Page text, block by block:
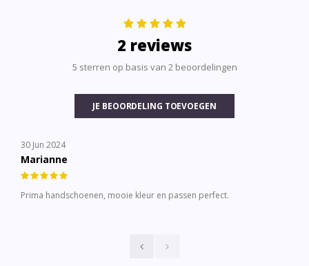
2 reviews
5 sterren op basis van 2 beoordelingen
JE BEOORDELING TOEVOEGEN
30 Jun 2024
Marianne
Prima handschoenen, mooie kleur en passen perfect.